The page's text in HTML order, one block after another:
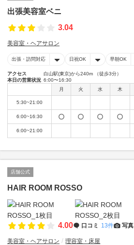
出張美容室ベニ
3.04
美容室・ヘアサロン
出張・訪問対応 日祝OK 早朝OK
アクセス
白山駅(東京)から240m （徒歩3分）
本日の営業状況 6:00〜16:30
月
火 水 木
5:30~21:00
6:00~16:30
6:00~21:00
店舗公式
HAIR ROOM ROSSO
4.00 口コミ 13件 写真
美容室・ヘアサロン 理容室・床屋